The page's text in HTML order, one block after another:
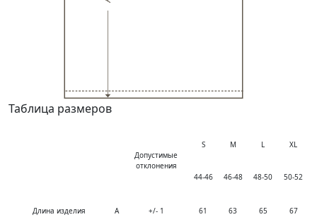
Таблица размеров
Допустимые
отклонения
S
44-46
M
46-48
L
48-50
XL
50-52
Длина изделия A +/- 1 61 63 65 67